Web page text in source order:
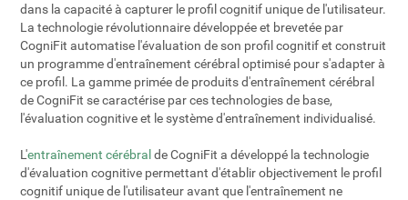
dans la capacité à capturer le profil cognitif unique de l'utilisateur.
La technologie révolutionnaire développée et brevetée par
CogniFit automatise l'évaluation de son profil cognitif et construit
un programme d'entraînement cérébral optimisé pour s'adapter à
ce profil. La gamme primée de produits d'entraînement cérébral
de CogniFit se caractérise par ces technologies de base,
l'évaluation cognitive et le système d'entraînement individualisé.
L'entraînement cérébral de CogniFit a développé la technologie
d'évaluation cognitive permettant d'établir objectivement le profil
cognitif unique de l'utilisateur avant que l'entraînement ne